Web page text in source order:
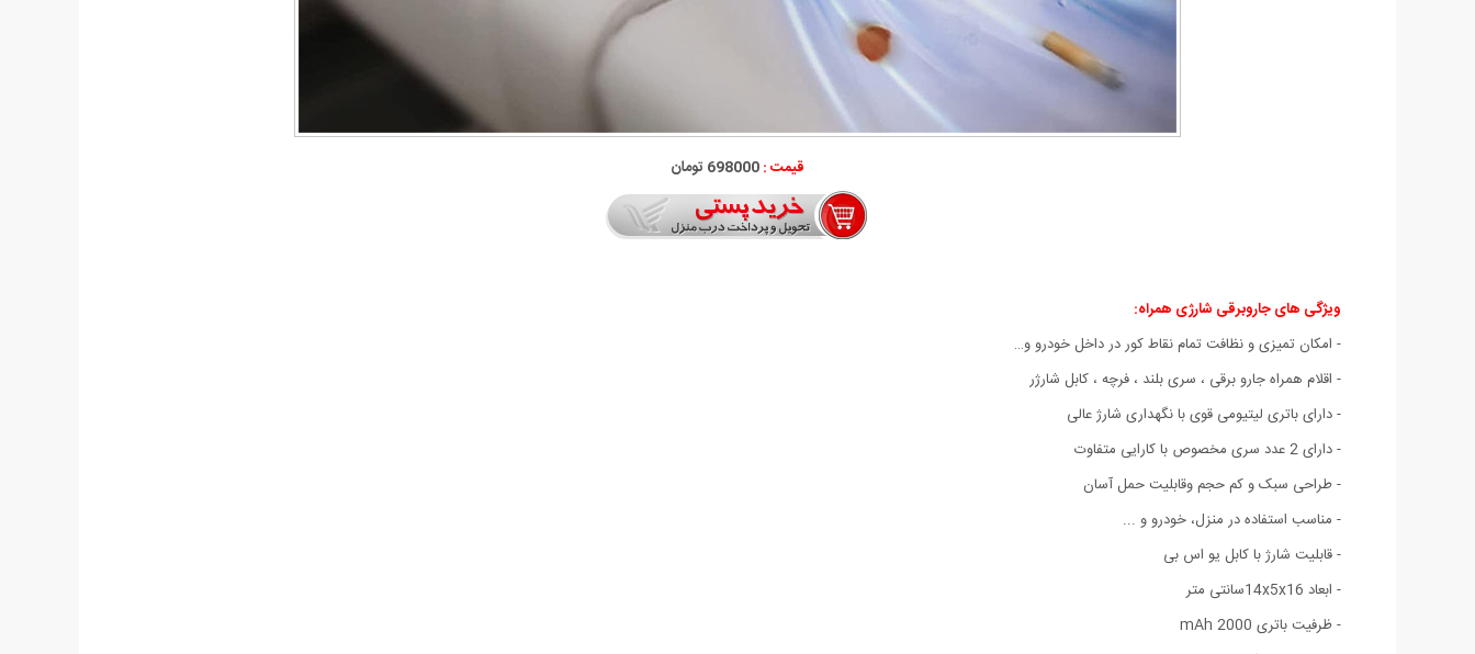
قیمت :698000 تومان
ویژگی های جاروبرقی شارژی همراه:
- امکان تمیزی و نظافت تمام نقاط کور در داخل خودرو و…
- اقلام همراه جارو برقی ، سری بلند ، فرچه ، کابل شارژر
- دارای باتری لیتیومی قوی با نگهداری شارژ عالی
- دارای 2 عدد سری مخصوص با کارایی متفاوت
- طراحی سبک و کم حجم وقابلیت حمل آسان
- مناسب استفاده در منزل، خودرو و ...
- قابلیت شارژ با کابل یو اس بی
- ابعاد 14x5x16سانتی متر
- ظرفیت باتری 2000 mAh